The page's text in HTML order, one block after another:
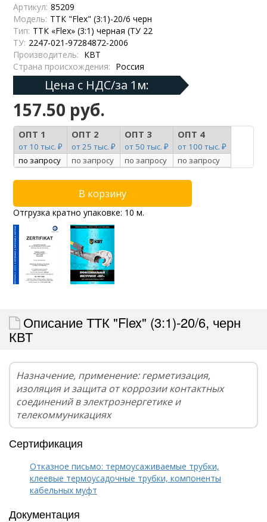
Артикул: 85209
Модель: ТТК "Flex" (3:1)-20/6 черн
Тип: ТТК «Flex» (3:1) черная (ТУ 22
ТУ: 2247-021-97284872-2006
Производитель: КВТ
Страна происхождения: Россия
Цена с НДС/за 1м:
157.50 руб.
ОПТ 1
от 10 тыс. ₽
ОПТ 2
от 25 тыс. ₽
ОПТ 3
от 50 тыс. ₽
ОПТ 4
от 100 тыс. ₽
по запросу
по запросу по запросу по запросу
Отгрузка кратно упаковке: 10 м.
Описание ТТК "Flex" (3:1)-20/6, черн
КВТ
Назначение, применение: герметизация,
изоляция и защита от коррозии контактных
соединений в электроэнергетике и
телекоммуникациях
Сертификация
Отказное письмо: термоусаживаемые трубки,
клеевые термоусадочные трубки, компоненты
кабельных муфт
Документация